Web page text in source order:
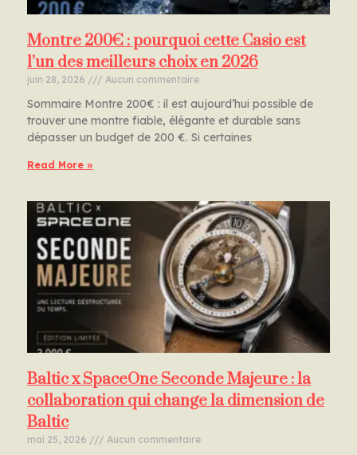
Montre 200€ : pourquoi cette Casio est
l’un des meilleurs choix en 2026
juin 28, 2026 Aucun commentaire
Sommaire Montre 200€ : il est aujourd’hui possible de
trouver une montre fiable, élégante et durable sans
dépasser un budget de 200 €. Si certaines
Read More »
Baltic x SpaceOne Seconde Majeure : la
collaboration qui change la dimension de
Baltic
mai 25, 2026 Aucun commentaire